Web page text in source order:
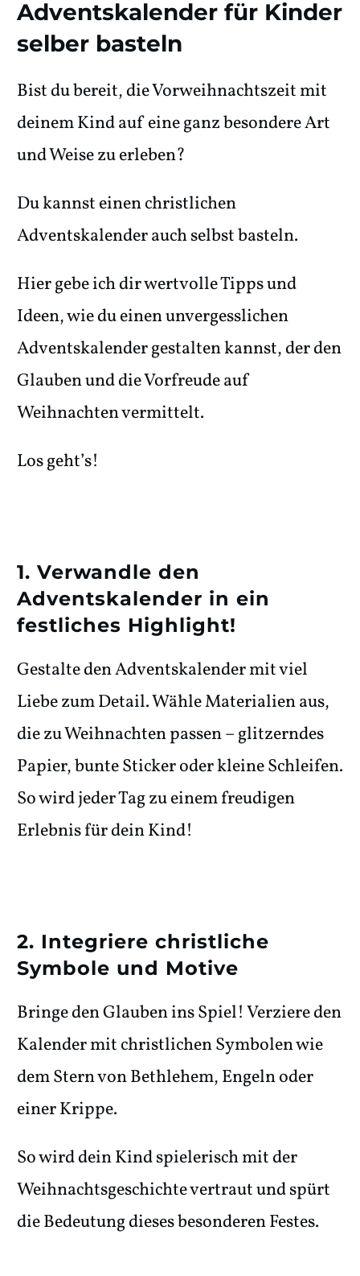
Adventskalender für Kinder
selber basteln
Bist du bereit, die Vorweihnachtszeit mit
deinem Kind auf eine ganz besondere Art
und Weise zu erleben?
Du kannst einen christlichen
Adventskalender auch selbst basteln.
Hier gebe ich dir wertvolle Tipps und
Ideen, wie du einen unvergesslichen
Adventskalender gestalten kannst, der den
Glauben und die Vorfreude auf
Weihnachten vermittelt.
Los geht’s!
1. Verwandle den
Adventskalender in ein
festliches Highlight!
Gestalte den Adventskalender mit viel
Liebe zum Detail. Wähle Materialien aus,
die zu Weihnachten passen – glitzerndes
Papier, bunte Sticker oder kleine Schleifen.
So wird jeder Tag zu einem freudigen
Erlebnis für dein Kind!
2. Integriere christliche
Symbole und Motive
Bringe den Glauben ins Spiel! Verziere den
Kalender mit christlichen Symbolen wie
dem Stern von Bethlehem, Engeln oder
einer Krippe.
So wird dein Kind spielerisch mit der
Weihnachtsgeschichte vertraut und spürt
die Bedeutung dieses besonderen Festes.